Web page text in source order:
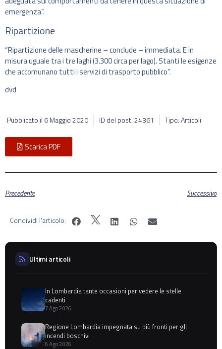
emergenza”.
Ripartizione
“Ripartizione delle mascherine – conclude – immediata. E in
misura uguale tra i tre laghi (3.300 circa per lago). Stanti le esigenze
che accomunano tutti i servizi di trasporto pubblico”.
dvd
Pubblicato il 6 Maggio 2020 ID del post: 24361 Tipo: Articoli
Scarica PDF
Precedente Successivo
Condividi l'articolo:
Ultimi articoli
In Lombardia tante occasioni per vedere le stelle
cadenti
7 Ago 2026
Regione Lombardia impegnata su più fronti per gli
incendi boschivi
6 Ago 2026